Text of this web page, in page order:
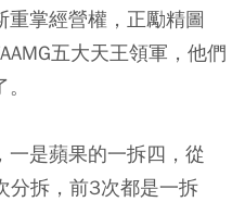
重掌經營權，正勵精圖
五大天王領軍，他們
一是蘋果的一拆四，從
分拆，前3次都是一拆